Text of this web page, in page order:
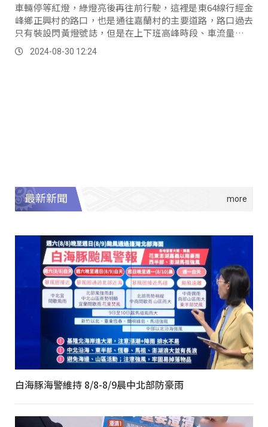
車輛停等紅燈，綠燈亮後再往前行駛，這裡是東64線行經金
峰鄉正興村的路口，也是通往嘉蘭村的主要道路，路口過去
只有裝設閃黃燈號誌，但是在上下班高峰時段、車流量顯著
增加，加上工程重型車輛經常進出，用路人的安全出現隱
憂。2024-08-30 12:24
最新新聞
白海豚海警維持 8/8-8/9晨中北部防豪雨